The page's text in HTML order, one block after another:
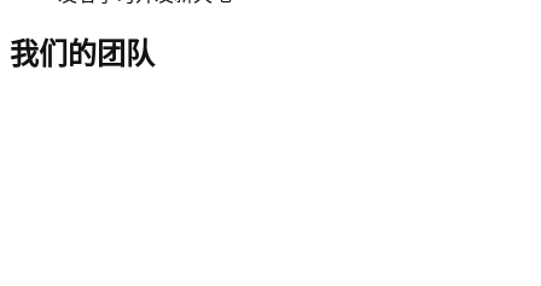
我们的团队